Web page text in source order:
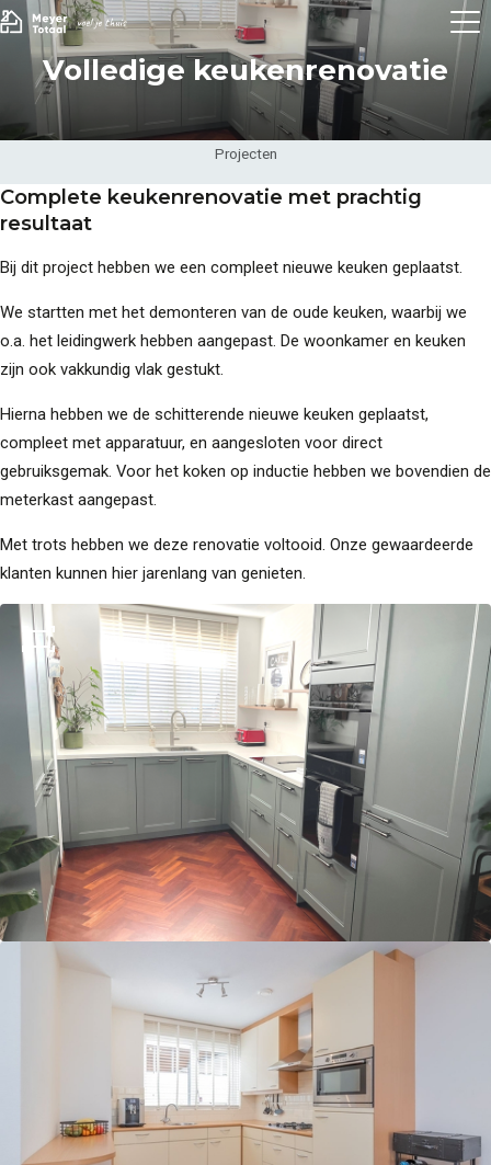
Keukens
3D Keukenplanner
Badkamers
Toekomstklaar
Adviesgesprek
Volledige keukenrenovatie
Projecten
Complete keukenrenovatie met prachtig
resultaat
Bij dit project hebben we een compleet nieuwe keuken geplaatst.
We startten met het demonteren van de oude keuken, waarbij we
o.a. het leidingwerk hebben aangepast. De woonkamer en keuken
zijn ook vakkundig vlak gestukt.
Hierna hebben we de schitterende nieuwe keuken geplaatst,
compleet met apparatuur, en aangesloten voor direct
gebruiksgemak. Voor het koken op inductie hebben we bovendien de
meterkast aangepast.
Met trots hebben we deze renovatie voltooid. Onze gewaardeerde
klanten kunnen hier jarenlang van genieten.